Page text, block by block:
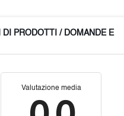
DI PRODOTTI / DOMANDE E
Valutazione media